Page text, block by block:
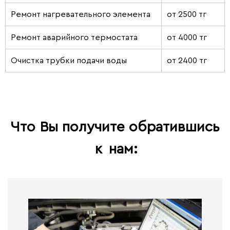
Ремонт нагревательного элемента от 2500 тг
Ремонт аварийного термостата от 4000 тг
Очистка трубки подачи воды от 2400 тг
Что Вы получите обратившись
к нам: